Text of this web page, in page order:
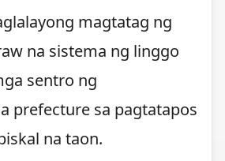
magtatag ng
na sistema ng linggo
sentro ng
prefecture sa pagtatapos
na taon.